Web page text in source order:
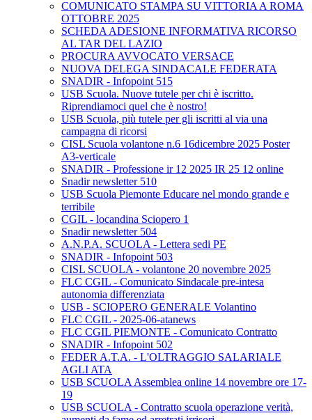
COMUNICATO STAMPA SU VITTORIA A ROMA
OTTOBRE 2025
SCHEDA ADESIONE INFORMATIVA RICORSO
AL TAR DEL LAZIO
PROCURA AVVOCATO VERSACE
NUOVA DELEGA SINDACALE FEDERATA
SNADIR - Infopoint 515
USB Scuola. Nuove tutele per chi è iscritto.
Riprendiamoci quel che è nostro!
USB Scuola, più tutele per gli iscritti al via una
campagna di ricorsi
CISL Scuola volantone n.6 16dicembre 2025 Poster
A3-verticale
SNADIR - Professione ir 12 2025 IR 25 12 online
Snadir newsletter 510
USB Scuola Piemonte Educare nel mondo grande e
terribile
CGIL - locandina Sciopero 1
Snadir newsletter 504
A.N.P.A. SCUOLA - Lettera sedi PE
SNADIR - Infopoint 503
CISL SCUOLA - volantone 20 novembre 2025
FLC CGIL - Comunicato Sindacale pre-intesa
autonomia differenziata
USB - SCIOPERO GENERALE Volantino
FLC CGIL - 2025-06-atanews
FLC CGIL PIEMONTE - Comunicato Contratto
SNADIR - Infopoint 502
FEDER A.T.A. - L'OLTRAGGIO SALARIALE
AGLI ATA
USB SCUOLA Assemblea online 14 novembre ore 17-
19
USB SCUOLA - Contratto scuola operazione verità,